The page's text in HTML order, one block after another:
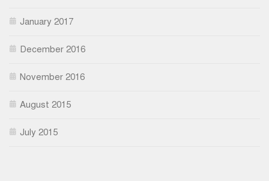
January 2017
December 2016
November 2016
August 2015
July 2015